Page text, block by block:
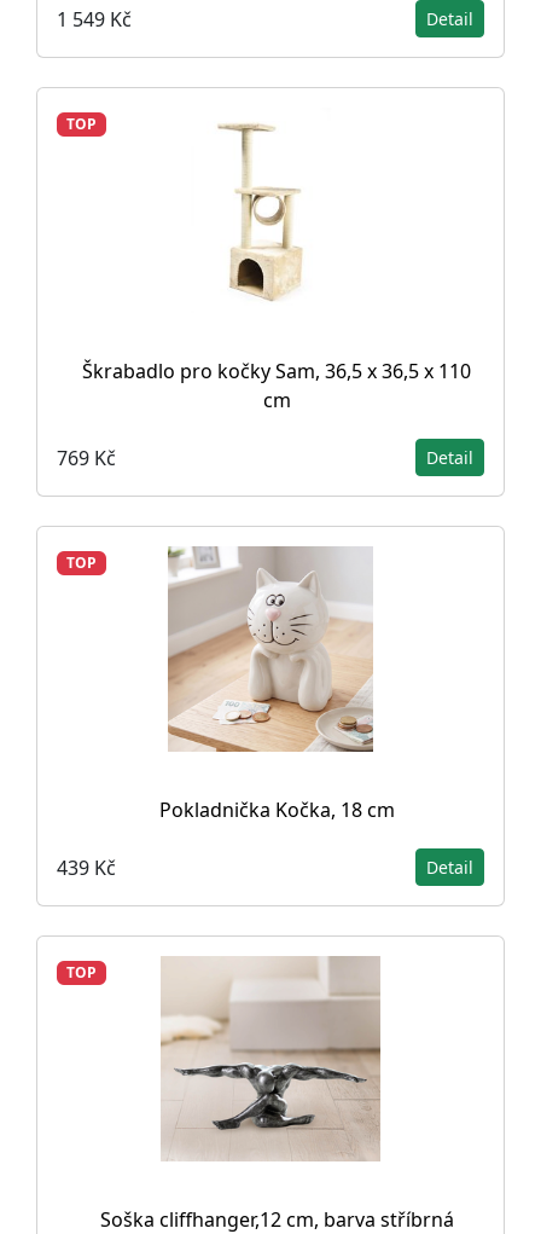
1 549 Kč Detail
TOP
Škrabadlo pro kočky Sam, 36,5 x 36,5 x 110
cm
769 Kč Detail
TOP
Pokladnička Kočka, 18 cm
439 Kč Detail
TOP
Soška cliffhanger,12 cm, barva stříbrná